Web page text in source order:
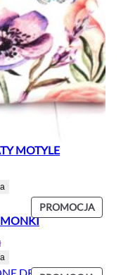
MOTYLE
PROMOCJA
W
Aktualna
cena
wynosi: